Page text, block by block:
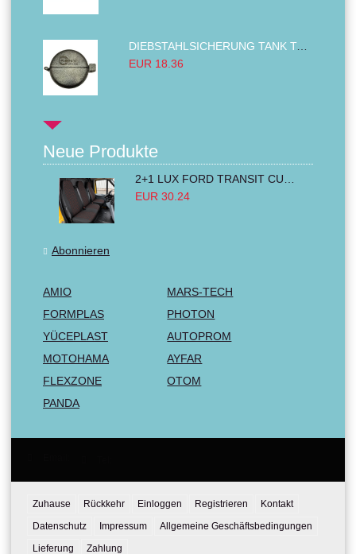
DIEBSTAHLSICHERUNG TANK TANKDECKEL DIESELTANK KRAFTSTOFFTANKDECKEL VERRIEGELUNG PASSEND FÜR LKW PKW TRAKTOREN BAGGER 80MM
EUR 18.36
Neue Produkte
2+1 LUX FORD TRANSIT CUSTOM 2000-2014 MK6 MK7 Sitzbezüge Kleinbus Lieferwagen Van Schwarz Rot Textil
EUR 30.24
Abonnieren
AMIO
MARS-TECH
FORMPLAS
PHOTON
YÜCEPLAST
AUTOPROM
MOTOHAMA
AYFAR
FLEXZONE
OTOM
PANDA
Zuhause Rückkehr Einloggen Registrieren
Kontakt
Datenschutz
Impressum
Allgemeine Geschäftsbedingungen
Lieferung
Zahlung